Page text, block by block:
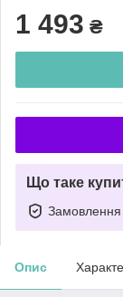
1 493 ₴
Що таке
Замовлення
Опис